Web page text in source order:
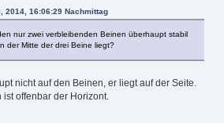
2014, 16:06:29 Nachmittag
nur zwei verbleibenden Beinen überhaupt stabil
der Mitte der drei Beine liegt?
nicht auf den Beinen, er liegt auf der Seite.
ist offenbar der Horizont.